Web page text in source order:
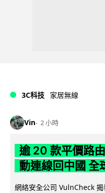
3C科技 家居無線
Vin 2 小時
逾 20 款平價路
動連線回中國 全
網絡安全公司 VulnCheck